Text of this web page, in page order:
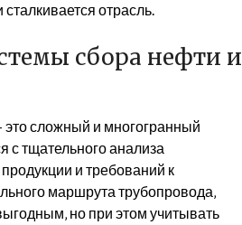
отрасль.
сбора нефти и
это сложный и многогранный
с тщательного анализа
и требований к
маршрута трубопровода‚
но при этом учитывать